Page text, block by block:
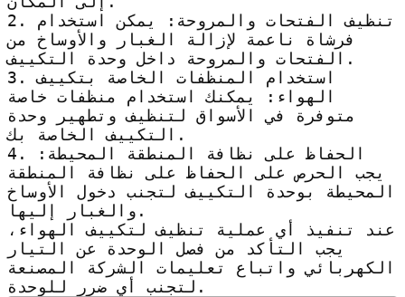
2. تنظيف الفتحات والمروحة: يمكن استخدام
فرشاة ناعمة لإزالة الغبار والأوساخ من
الفتحات والمروحة داخل وحدة التكييف.
3. استخدام المنظفات الخاصة بتكييف
الهواء: يمكنك استخدام منظفات خاصة
متوفرة في الأسواق لتنظيف وتطهير وحدة
التكييف الخاصة بك.
4. الحفاظ على نظافة المنطقة المحيطة:
يجب الحرص على الحفاظ على نظافة المنطقة
المحيطة بوحدة التكييف لتجنب دخول الأوساخ
والغبار إليها.
عند تنفيذ أي عملية تنظيف لتكييف الهواء،
يجب التأكد من فصل الوحدة عن التيار
الكهربائي واتباع تعليمات الشركة المصنعة
لتجنب أي ضرر للوحدة.